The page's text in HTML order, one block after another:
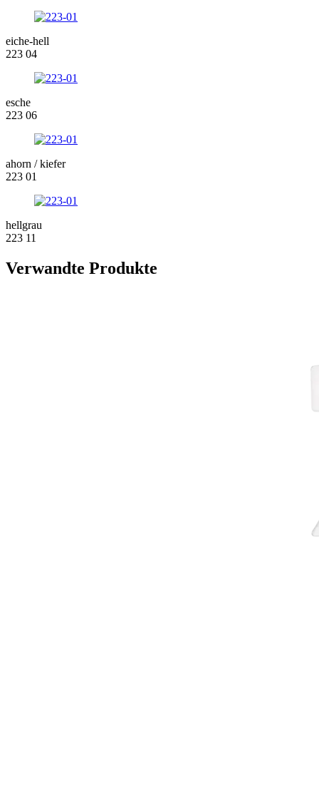
eiche-hell
223 04
esche
223 06
ahorn / kiefer
223 01
hellgrau
223 11
Verwandte Produkte